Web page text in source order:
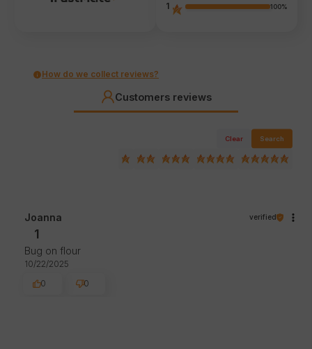
1 100%
How do we collect reviews?
Customers reviews
Clear Search
Joanna verified
1
Bug on flour
10/22/2025
0
0